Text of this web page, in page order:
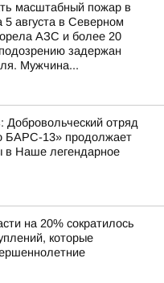
масштабный пожар в
5 августа в Северном
АЗС и более 20
задержан
Мужчина...
Добровольческий отряд
БАРС-13» продолжает
в Наше легендарное
на 20% сократилось
которые